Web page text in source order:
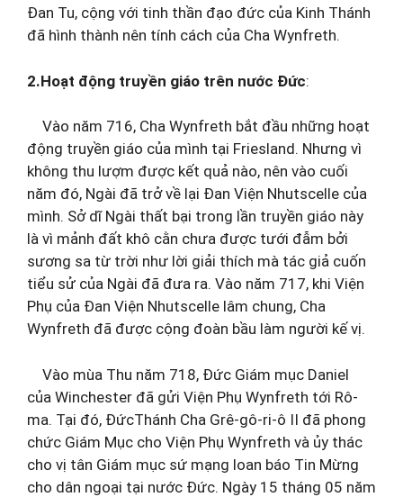
Đan Tu, cộng với tinh thần đạo đức của Kinh Thánh
đã hình thành nên tính cách của Cha Wynfreth.
2.Hoạt động truyền giáo trên nước Đức:
Vào năm 716, Cha Wynfreth bắt đầu những hoạt
động truyền giáo của mình tại Friesland. Nhưng vì
không thu lượm được kết quả nào, nên vào cuối
năm đó, Ngài đã trở về lại Đan Viện Nhutscelle của
mình. Sở dĩ Ngài thất bại trong lần truyền giáo này
là vì mảnh đất khô cằn chưa được tưới đẫm bởi
sương sa từ trời như lời giải thích mà tác giả cuốn
tiểu sử của Ngài đã đưa ra. Vào năm 717, khi Viện
Phụ của Đan Viện Nhutscelle lâm chung, Cha
Wynfreth đã được cộng đoàn bầu làm người kế vị.
Vào mùa Thu năm 718, Đức Giám mục Daniel
của Winchester đã gửi Viện Phụ Wynfreth tới Rô-
ma. Tại đó, ĐứcThánh Cha Grê-gô-ri-ô II đã phong
chức Giám Mục cho Viện Phụ Wynfreth và ủy thác
cho vị tân Giám mục sứ mạng loan báo Tin Mừng
cho dân ngoại tại nước Đức. Ngày 15 tháng 05 năm